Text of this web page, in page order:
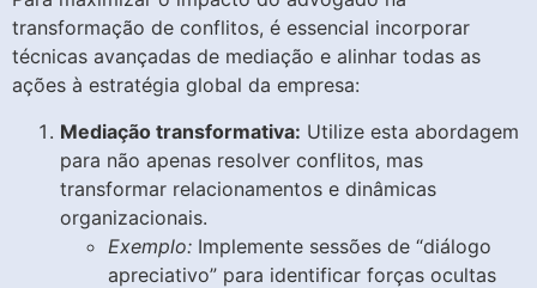
transformação de conflitos, é essencial incorporar
técnicas avançadas de mediação e alinhar todas as
ações à estratégia global da empresa:
Mediação transformativa: Utilize esta abordagem
para não apenas resolver conflitos, mas
transformar relacionamentos e dinâmicas
organizacionais.
Exemplo: Implemente sessões de “diálogo
apreciativo” para identificar forças ocultas